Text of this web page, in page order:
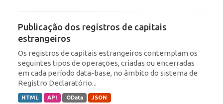
Publicação dos registros de capitais
estrangeiros
Os registros de capitais estrangeiros contemplam os
seguintes tipos de operações, criadas ou encerradas
em cada período data-base, no âmbito do sistema de
Registro Declaratório...
HTML API OData JSON